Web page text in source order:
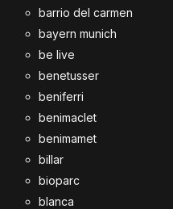
barrio del carmen
bayern munich
be live
benetusser
beniferri
benimaclet
benimamet
billar
bioparc
blanca